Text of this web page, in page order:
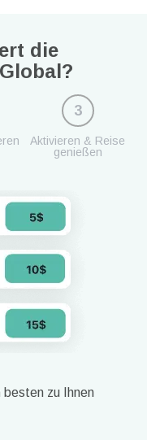
die
3
Aktivieren & Reise
genießen
zu Ihnen